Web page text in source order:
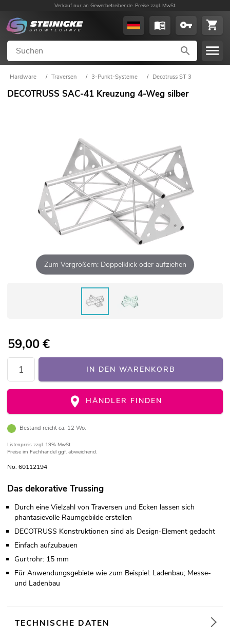
Verkauf nur an Gewerbetreibende. Preise zzgl. MwSt.
Hardware / Traversen / 3-Punkt-Systeme / Decotruss ST 3
DECOTRUSS SAC-41 Kreuzung 4-Weg silber
Zum Vergrößern: Doppelklick oder aufziehen
59,00€
IN DEN WARENKORB
HÄNDLER FINDEN
Bestand reicht ca. 12 Wo.
Listenpreis zzgl. 19% MwSt.
Preise im Fachhandel ggf. abweichend.
No. 60112194
Das dekorative Trussing
Durch eine Vielzahl von Traversen und Ecken lassen sich
phantasievolle Raumgebilde erstellen
DECOTRUSS Konstruktionen sind als Design-Element gedacht
Einfach aufzubauen
Gurtrohr: 15 mm
Für Anwendungsgebiete wie zum Beispiel: Ladenbau; Messe-
und Ladenbau
TECHNISCHE DATEN